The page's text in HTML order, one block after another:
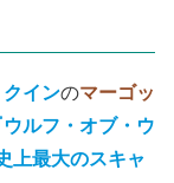
インのマーゴッ
ウルフ・オブ・ウ
上最大のスキャ